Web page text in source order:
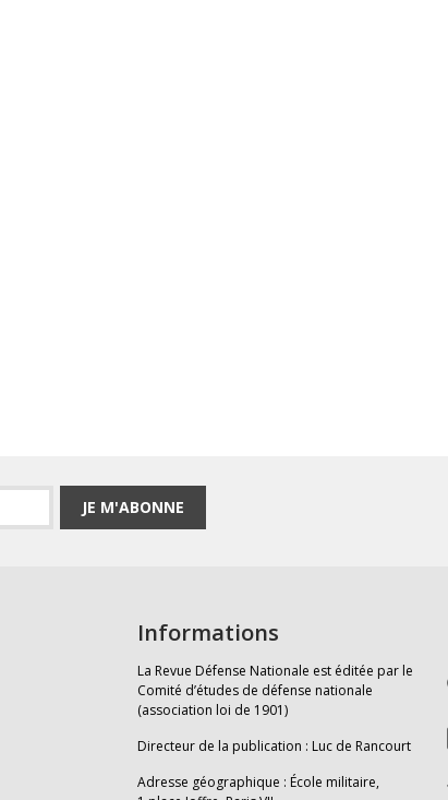
JE M'ABONNE
Informations
La Revue Défense Nationale est éditée par le
Comité d’études de défense nationale
(association loi de 1901)
Directeur de la publication : Luc de Rancourt
Adresse géographique : École militaire,